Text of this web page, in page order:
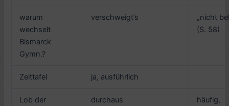
warum
wechselt
Bismarck
Gymn.?
verschweigt’s
„nicht
(S. 58)
Zeittafel ja, ausführlich
Lob der
durchaus
häufig,